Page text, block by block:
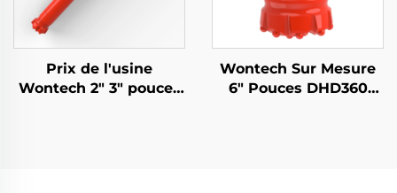
Prix de l'usine
Wontech 2" 3" pouces
Wontech Sur Mesure
6" Pouces DHD360